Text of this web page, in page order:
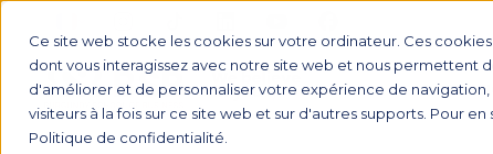
Ce site web stocke les cookies sur votre ordinateur. Ces
dont vous interagissez avec notre site web et nous permettent
d'améliorer et de personnaliser votre expérience de
visiteurs à la fois sur ce site web et sur d'autres supports. Pour
Politique de confidentialité.